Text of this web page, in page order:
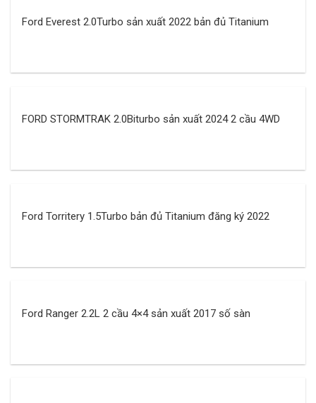
Ford Everest 2.0Turbo sản xuất 2022 bản đủ Titanium
FORD STORMTRAK 2.0Biturbo sản xuất 2024 2 cầu 4WD
Ford Torritery 1.5Turbo bản đủ Titanium đăng ký 2022
Ford Ranger 2.2L 2 cầu 4×4 sản xuất 2017 số sàn